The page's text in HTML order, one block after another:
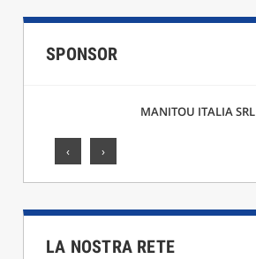
SPONSOR
MANITOU ITALIA SRL
‹ ›
LA NOSTRA RETE